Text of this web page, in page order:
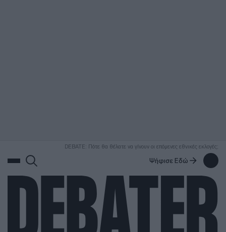
DEBATE: Πότε θα θέλατε να γίνουν οι επόμενες εθνικές εκλογές;
Ψήφισε Εδώ